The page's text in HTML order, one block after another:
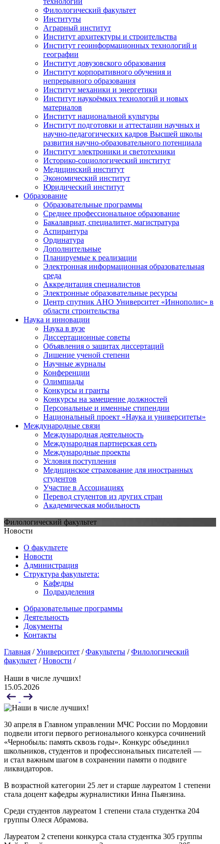
Филологический факультет
Институты
Аграрный институт
Институт архитектуры и строительства
Институт геоинформационных технологий и
географии
Институт довузовского образования
Институт корпоративного обучения и
непрерывного образования
Институт механики и энергетики
Институт наукоёмких технологий и новых
материалов
Институт национальной культуры
Институт подготовки и аттестации научных и
научно-педагогических кадров Высшей школы
развития научно-образовательного потенциала
Институт электроники и светотехники
Историко-социологический институт
Медицинский институт
Экономический институт
Юридический институт
Образование
Образовательные программы
Среднее профессиональное образование
Бакалавриат, специалитет, магистратура
Аспирантура
Ординатура
Дополнительные
Планируемые к реализации
Электронная информационная образовательная
среда
Аккредитация специалистов
Электронные образовательные ресурсы
Центр спутник АНО Университет «Иннополис» в
области строительства
Наука и инновации
Наука в вузе
Диссертационные советы
Объявления о защитах диссертаций
Лишение ученой степени
Научные журналы
Конференции
Олимпиады
Конкурсы и гранты
Конкурсы на замещение должностей
Персональные и именные стипендии
Национальный проект «Наука и университеты»
Международные связи
Международная деятельность
Международная партнерская сеть
Международные проекты
Условия поступления
Медицинское страхование для иностранных
студентов
Участие в Ассоциациях
Перевод студентов из других стран
Академическая мобильность
Филологический факультет
Новости
О факультете
Новости
Администрация
Структура факультета:
Кафедры
Подразделения
Образовательные программы
Деятельность
Документы
Контакты
Главная /Университет /Факультеты /Филологический
факультет /Новости /
Наши в числе лучших!
15.05.2026
30 апреля в Главном управлении МЧС России по Мордовии
подвели итоги первого регионального конкурса сочинений
«Чернобыль: память сквозь годы». Конкурс объединил
школьников, студентов и профессиональных писателей —
и стал важным шагом в сохранении памяти о подвиге
ликвидаторов.
В возрастной категории 25 лет и старше лауреатом 1 степени
стала доцент кафедры журналистики Инна Пьянзина.
Среди студентов лауреатом 1 степени стала студентка 204
группы Олеся Абрамова.
Лауреатом 2 степени конкурса стала студентка 305 группы